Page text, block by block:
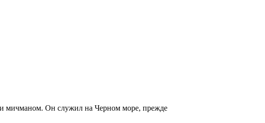
мичманом. Он служил на Черном море, прежде